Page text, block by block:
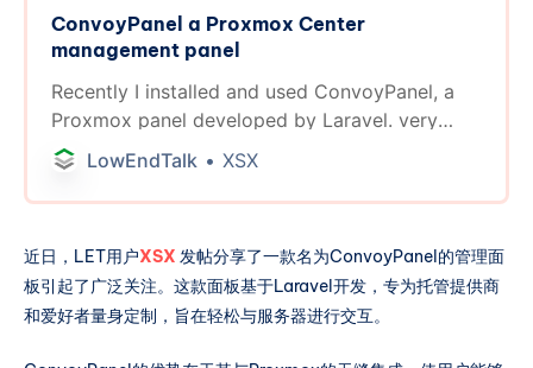
ConvoyPanel a Proxmox Center
management panel
Recently I installed and used ConvoyPanel, a
Proxmox panel developed by Laravel. very
good.LowEndTalk XSX
近日，LET用户XSX 发帖分享了一款名为ConvoyPanel的管理面
板引起了广泛关注。这款面板基于Laravel开发，专为托管提供商
和爱好者量身定制，旨在轻松与服务器进行交互。